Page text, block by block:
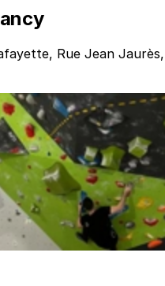
Rue Jean